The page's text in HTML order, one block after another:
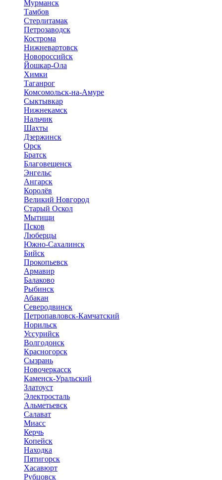
Мурманск
Тамбов
Стерлитамак
Петрозаводск
Кострома
Нижневартовск
Новороссийск
Йошкар-Ола
Химки
Таганрог
Комсомольск-на-Амуре
Сыктывкар
Нижнекамск
Нальчик
Шахты
Дзержинск
Орск
Братск
Благовещенск
Энгельс
Ангарск
Королёв
Великий Новгород
Старый Оскол
Мытищи
Псков
Люберцы
Южно-Сахалинск
Бийск
Прокопьевск
Армавир
Балаково
Рыбинск
Абакан
Северодвинск
Петропавловск-Камчатский
Норильск
Уссурийск
Волгодонск
Красногорск
Сызрань
Новочеркасск
Каменск-Уральский
Златоуст
Электросталь
Альметьевск
Салават
Миасс
Керчь
Копейск
Находка
Пятигорск
Хасавюрт
Рубцовск